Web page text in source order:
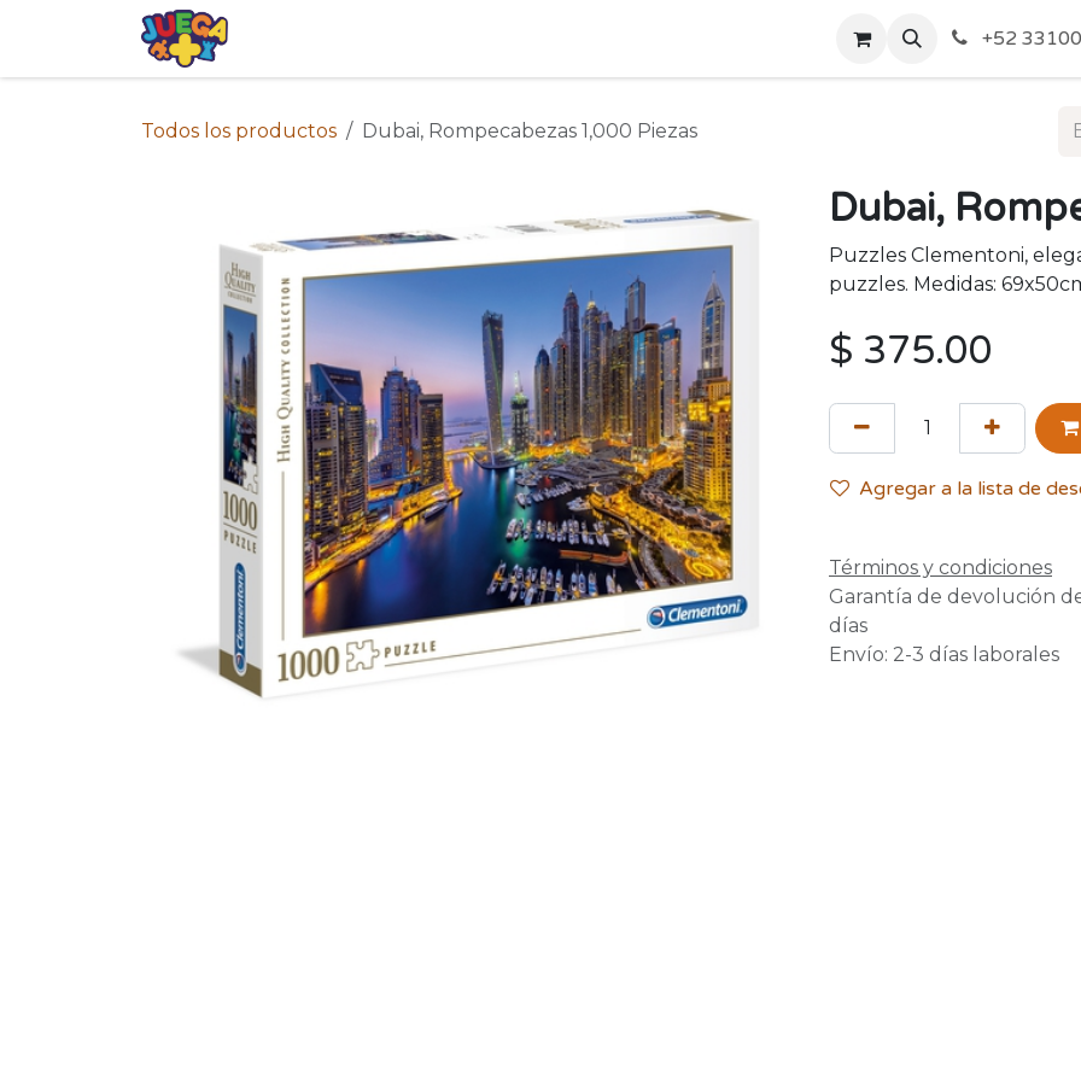
Acerca de Nosotros Politicas de Envío y
+52
Todos los productos Dubai, Rompecabezas 1,000 Piezas
Dubai,
Puzzles Clementoni,
puzzles. Medidas:
$ 375.00
Agregar a la lista de
Términos y condiciones
Garantía de devolución
días
Envío: 2-3 días laborales